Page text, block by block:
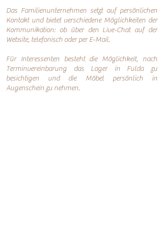
Das Familienunternehmen setzt auf persönlichen
Kontakt und bietet verschiedene Möglichkeiten der
Kommunikation: ob über den Live-Chat auf der
Website, telefonisch oder perE-Mail.
Für Interessenten besteht die Möglichkeit, nach
Terminvereinbarung das Lager in Fulda zu
besichtigen und die Möbel persönlich in
Augenschein zu nehmen.